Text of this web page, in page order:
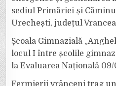
sediul Primăriei și
Urechești, județul
Școala Gimnazială
locul I între școlile
la Evaluarea Națională 09/
Fermierii vrânceni trag